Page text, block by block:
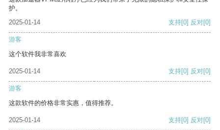
护。
2025-01-14
支持[0] 反对[0]
游客
这个软件我非常喜欢
2025-01-14 支持[0] 反对[0]
游客
这款软件的价格非常实惠，值得推荐。
2025-01-14 支持[0] 反对[0]